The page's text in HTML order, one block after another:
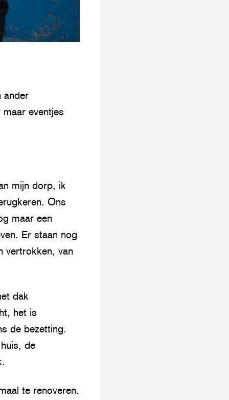
ander
eventjes
mijn dorp, ik
Ons
maar een
Er staan nog
vertrokken, van
dak
het is
de bezetting.
de
te renoveren.